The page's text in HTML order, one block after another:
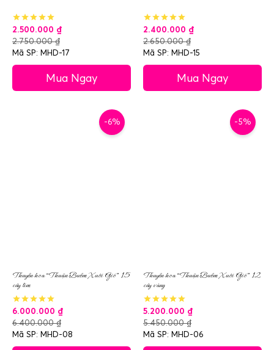
2.500.000 ₫
2.750.000₫
Mã SP: MHD-17
Mua Ngay
2.400.000 ₫
2.650.000₫
Mã SP: MHD-15
Mua Ngay
-6%
Thuyền hoa “Thuận Buồm Xuôi Gió” 15
cây tím
6.000.000 ₫
6.400.000₫
Mã SP: MHD-08
-5%
Thuyền hoa “Thuận Buồm Xuôi Gió” 12
cây vàng
5.200.000 ₫
5.450.000₫
Mã SP: MHD-06